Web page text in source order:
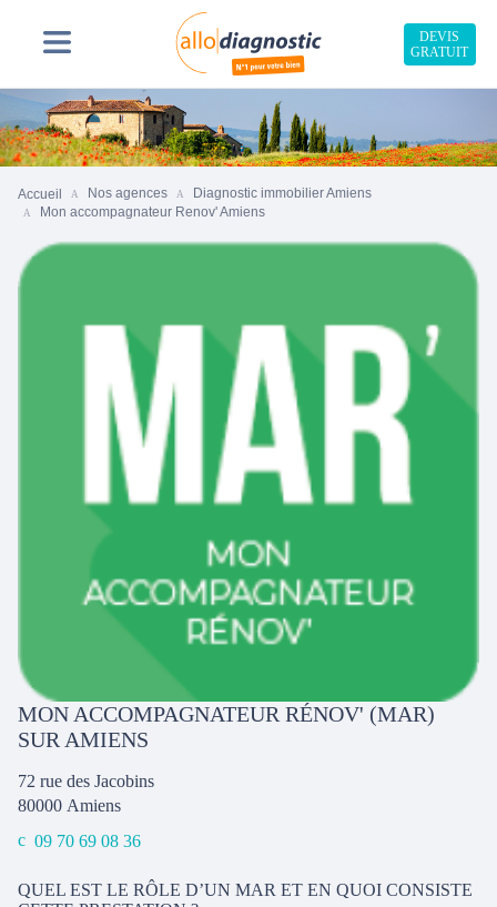
DEVIS
GRATUIT
Accueil Nos agences
Diagnostic immobilier Amiens
Mon accompagnateur Renov' Amiens
MON ACCOMPAGNATEUR RÉNOV' (MAR)
SUR AMIENS
72 rue des Jacobins
80000 Amiens
09 70 69 08 36
QUEL EST LE RÔLE D’UN MAR ET EN QUOI CONSISTE